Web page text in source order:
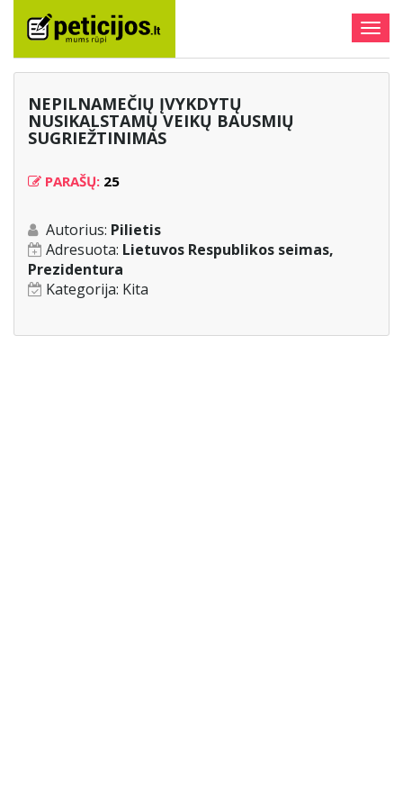
NEPILNAMEČIŲ ĮVYKDYTŲ
NUSIKALSTAMŲ VEIKŲ BAUSMIŲ
SUGRIEŽTINIMAS
PARAŠŲ: 25
Autorius: Pilietis
Adresuota: Lietuvos Respublikos seimas,
Prezidentura
Kategorija: Kita